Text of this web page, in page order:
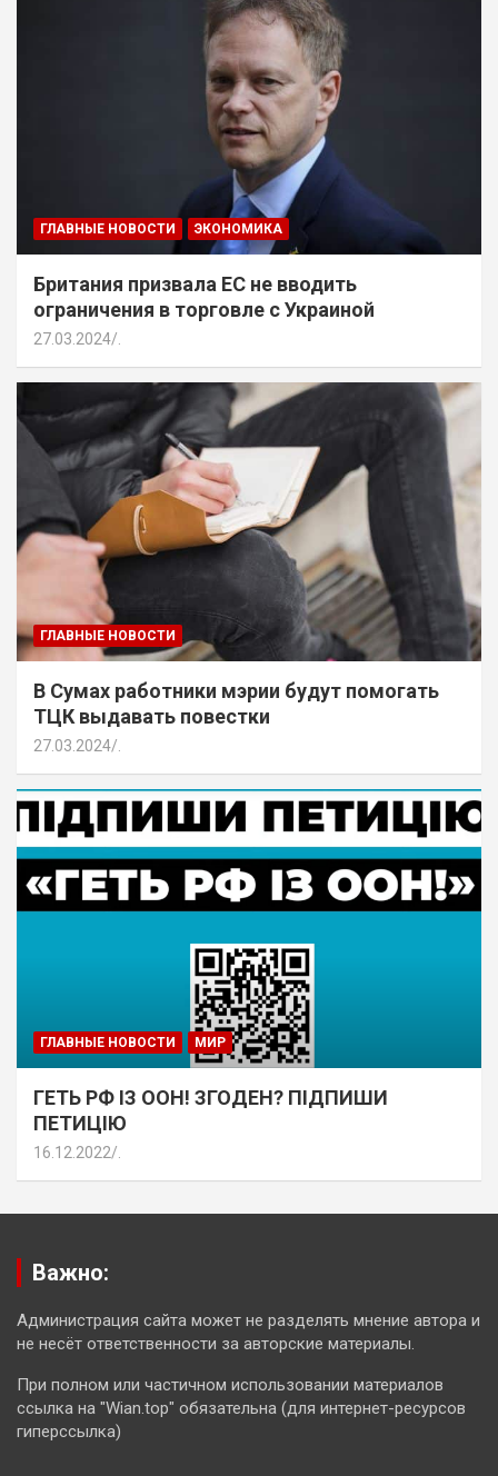
ГЛАВНЫЕ НОВОСТИ ЭКОНОМИКА
Британия призвала ЕС не вводить
ограничения в торговле с Украиной
27.03.2024
ГЛАВНЫЕ НОВОСТИ
В Сумах работники мэрии будут помогать
ТЦК выдавать повестки
27.03.2024
ГЛАВНЫЕ НОВОСТИ МИР
ГЕТЬ РФ ІЗ ООН! ЗГОДЕН? ПІДПИШИ
ПЕТИЦІЮ
16.12.2022
Важно:
Администрация сайта может не разделять мнение автора и
не несёт ответственности за авторские материалы.
При полном или частичном использовании материалов
ссылка на "Wian.top" обязательна (для интернет-ресурсов
гиперссылка)